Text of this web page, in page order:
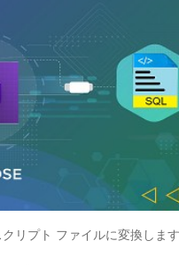
リプト ファイルに変換します